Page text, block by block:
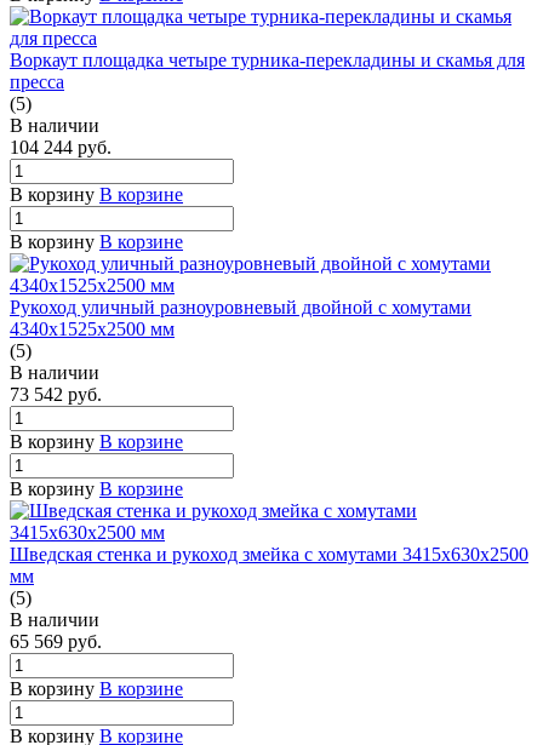
Воркаут площадка четыре турника-перекладины и скамья для
пресса
(5)
В наличии
104 244 руб.
В корзину В корзине
В корзину В корзине
Рукоход уличный разноуровневый двойной с хомутами
4340х1525х2500 мм
(5)
В наличии
73 542 руб.
В корзину В корзине
В корзину В корзине
Шведская стенка и рукоход змейка с хомутами 3415х630х2500
мм
(5)
В наличии
65 569 руб.
В корзину В корзине
В корзину В корзине